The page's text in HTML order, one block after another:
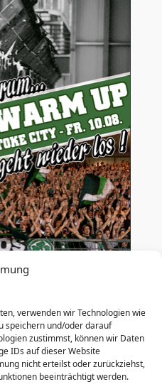
verwenden wir Technologien wie
speichern und/oder darauf
zustimmst, können wir Daten
IDs auf dieser Website
nicht erteilst oder zurückziehst,
beeinträchtigt werden.
12